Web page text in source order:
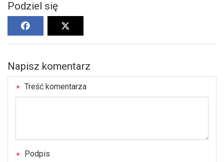
Podziel się
Napisz komentarz
Treść komentarza
Podpis